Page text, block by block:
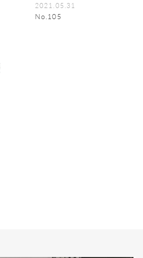
2021.05.31
No.105